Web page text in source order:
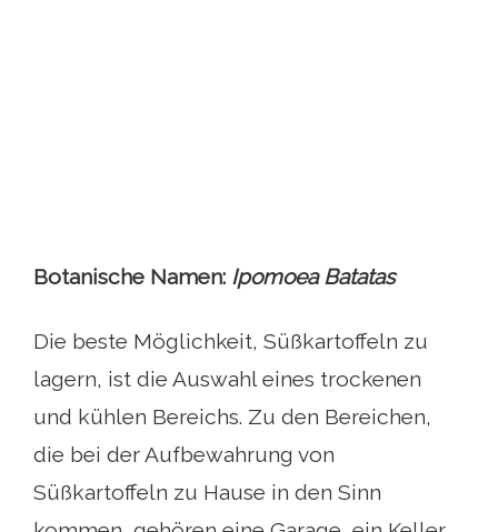
Botanische Namen: Ipomoea Batatas
Die beste Möglichkeit, Süßkartoffeln zu
lagern, ist die Auswahl eines trockenen
und kühlen Bereichs. Zu den Bereichen,
die bei der Aufbewahrung von
Süßkartoffeln zu Hause in den Sinn